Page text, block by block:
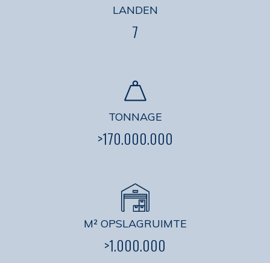
LANDEN
7
TONNAGE
>170.000.000
M² OPSLAGRUIMTE
>1.000.000